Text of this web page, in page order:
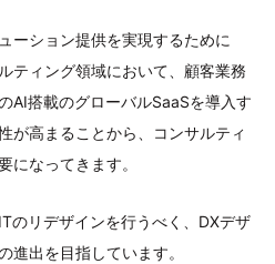
ーション提供を実現するために
ティング領域において、顧客業務
AI搭載のグローバルSaaSを導入す
が高まることから、コンサルティ
になってきます。
のリデザインを行うべく、DXデザ
進出を目指しています。